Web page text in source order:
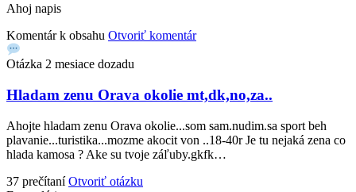
Ahoj napis
Komentár k obsahu Otvoriť komentár
Otázka 2 mesiace dozadu
Hladam zenu Orava okolie mt,dk,no,za..
Ahojte hladam zenu Orava okolie...som sam.nudim.sa sport beh
plavanie...turistika...mozme akocit von ..18-40r Je tu nejaká zena co
hlada kamosa ? Ake su tvoje záľuby.gkfk…
37 prečítaní Otvoriť otázku